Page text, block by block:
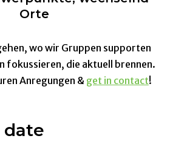
Orte
wo wir Gruppen supporten
fokussieren, die aktuell brennen.
Anregungen & get in contact!
date